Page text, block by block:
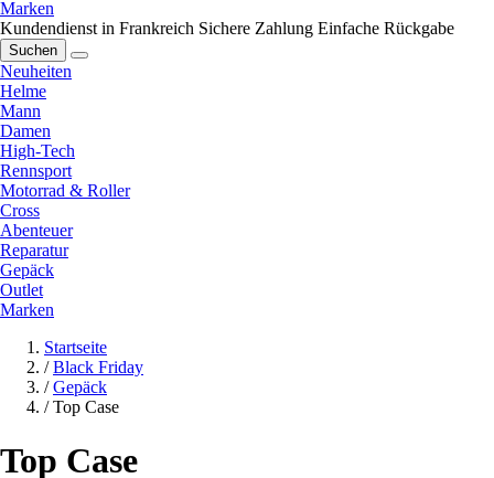
Marken
Kundendienst in Frankreich Sichere Zahlung Einfache Rückgabe
Suchen
Neuheiten
Helme
Mann
Damen
High-Tech
Rennsport
Motorrad & Roller
Cross
Abenteuer
Reparatur
Gepäck
Outlet
Marken
Startseite
/ Black Friday
/ Gepäck
/ Top Case
Top Case